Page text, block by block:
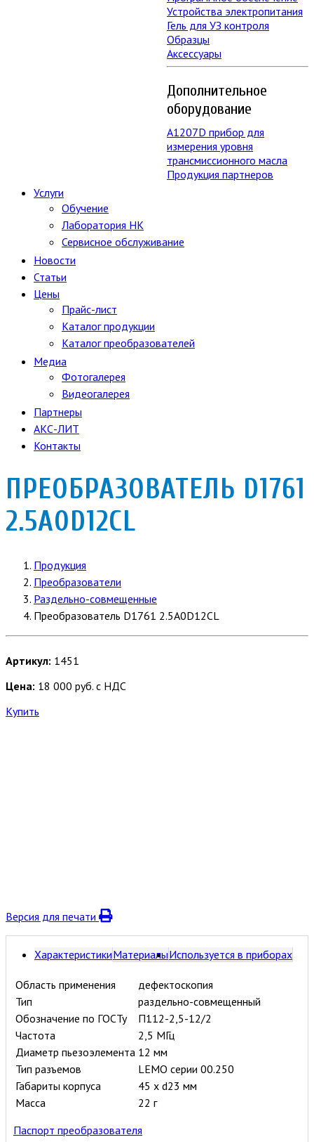
Устройства электропитания
Гель для УЗ контроля
Образцы
Аксессуары
Дополнительное
оборудование
А1207D прибор для
измерения уровня
трансмиссионного масла
Продукция партнеров
Услуги
Обучение
Лаборатория НК
Сервисное обслуживание
Новости
Статьи
Цены
Прайс-лист
Каталог продукции
Каталог преобразователей
Медиа
Фотогалерея
Видеогалерея
Партнеры
АКС-ЛИТ
Контакты
ПРЕОБРАЗОВАТЕЛЬ D1761
2.5A0D12CL
Продукция
Преобразователи
Раздельно-совмещенные
Преобразователь D1761 2.5A0D12CL
Артикул: 1451
Цена: 18 000 руб. с НДС
Купить
Версия для печати
ХарактеристикиМатериалыИспользуется в приборах
Область применения
дефектоскопия
Тип
раздельно-совмещенный
Обозначение по ГОСТу
П112-2,5-12/2
Частота
2,5 МГц
Диаметр пьезоэлемента 12 мм
Тип разъемов
LEMO серии 00.250
Габариты корпуса
45 х d23 мм
Масса
22 г
Паспорт преобразователя